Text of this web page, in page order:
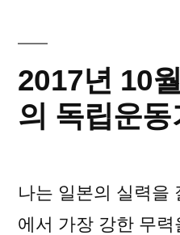
늘
의
독
동
가
2017년 10
의 독립운동
나는 일본의 실력을
에서 가장 강한 무